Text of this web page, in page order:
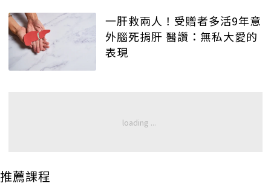
一肝救兩人！受贈者多活9年意
外腦死捐肝 醫讚：無私大愛的
表現
推薦課程